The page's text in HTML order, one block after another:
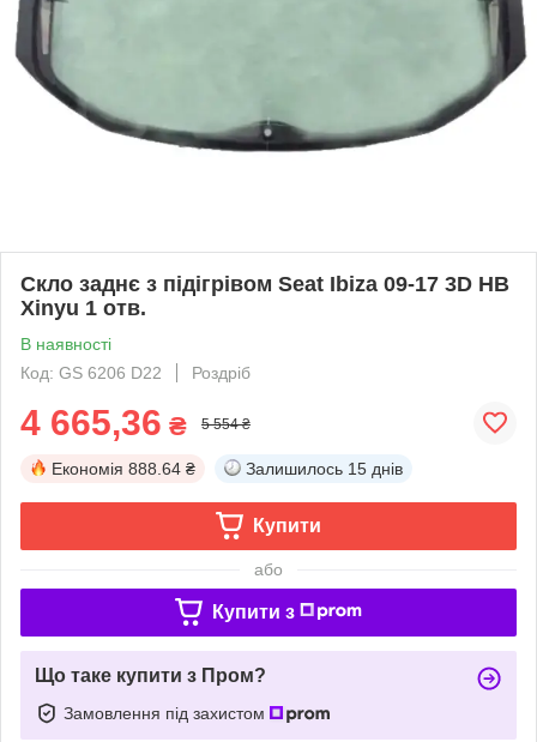
Скло заднє з підігрівом Seat Ibiza 09-17 3D HB
Xinyu 1 отв.
В наявності
Код: GS 6206 D22
Роздріб
4 665,36 ₴ 5 554 ₴
Економія 888.64 ₴ Залишилось 15 днів
Купити
або
Купити з
Що таке купити з Пром?
Замовлення під захистом